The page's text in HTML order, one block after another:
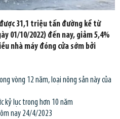
31,1 triệu tấn đường kể từ
01/10/2022) đến nay, giảm 5,4%
nhà máy đóng cửa sớm bởi
vòng 12 năm, loại nông sản này của
kỷ lục trong hơn 10 năm
nay 24/4/2023